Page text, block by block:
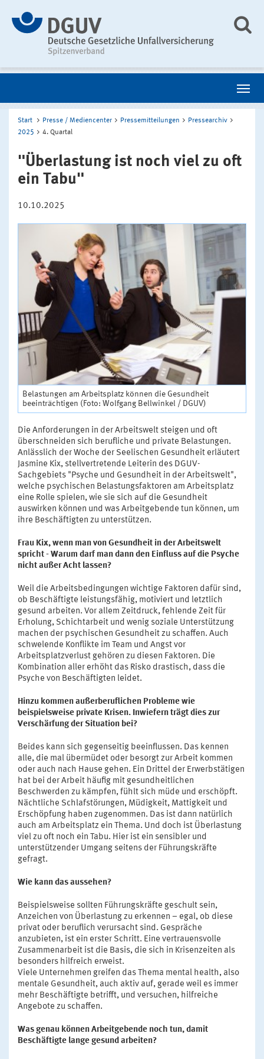
Start Presse / Mediencenter Pressemitteilungen
Pressearchiv
2025
4. Quartal
"Überlastung ist noch viel zu oft
ein Tabu"
10.10.2025
Belastungen am Arbeitsplatz können die Gesundheit
beeinträchtigen (Foto: Wolfgang Bellwinkel / DGUV)
Die Anforderungen in der Arbeitswelt steigen und oft
überschneiden sich berufliche und private Belastungen.
Anlässlich der Woche der Seelischen Gesundheit erläutert
Jasmine Kix, stellvertretende Leiterin des DGUV-
Sachgebiets "Psyche und Gesundheit in der Arbeitswelt",
welche psychischen Belastungsfaktoren am Arbeitsplatz
eine Rolle spielen, wie sie sich auf die Gesundheit
auswirken können und was Arbeitgebende tun können, um
ihre Beschäftigten zu unterstützen.
Frau Kix, wenn man von Gesundheit in der Arbeitswelt
spricht - Warum darf man dann den Einfluss auf die Psyche
nicht außer Acht lassen?
Weil die Arbeitsbedingungen wichtige Faktoren dafür sind,
ob Beschäftigte leistungsfähig, motiviert und letztlich
gesund arbeiten. Vor allem Zeitdruck, fehlende Zeit für
Erholung, Schichtarbeit und wenig soziale Unterstützung
machen der psychischen Gesundheit zu schaffen. Auch
schwelende Konflikte im Team und Angst vor
Arbeitsplatzverlust gehören zu diesen Faktoren. Die
Kombination aller erhöht das Risko drastisch, dass die
Psyche von Beschäftigten leidet.
Hinzu kommen außerberuflichen Probleme wie
beispielsweise private Krisen. Inwiefern trägt dies zur
Verschärfung der Situation bei?
Beides kann sich gegenseitig beeinflussen. Das kennen
alle, die mal übermüdet oder besorgt zur Arbeit kommen
oder auch nach Hause gehen. Ein Drittel der Erwerbstätigen
hat bei der Arbeit häufig mit gesundheitlichen
Beschwerden zu kämpfen, fühlt sich müde und erschöpft.
Nächtliche Schlafstörungen, Müdigkeit, Mattigkeit und
Erschöpfung haben zugenommen. Das ist dann natürlich
auch am Arbeitsplatz ein Thema. Und doch ist Überlastung
viel zu oft noch ein Tabu. Hier ist ein sensibler und
unterstützender Umgang seitens der Führungskräfte
gefragt.
Wie kann das aussehen?
Beispielsweise sollten Führungskräfte geschult sein,
Anzeichen von Überlastung zu erkennen – egal, ob diese
privat oder beruflich verursacht sind. Gespräche
anzubieten, ist ein erster Schritt. Eine vertrauensvolle
Zusammenarbeit ist die Basis, die sich in Krisenzeiten als
besonders hilfreich erweist.
Viele Unternehmen greifen das Thema mental health, also
mentale Gesundheit, auch aktiv auf, gerade weil es immer
mehr Beschäftigte betrifft, und versuchen, hilfreiche
Angebote zu schaffen.
Was genau können Arbeitgebende noch tun, damit
Beschäftigte lange gesund arbeiten?